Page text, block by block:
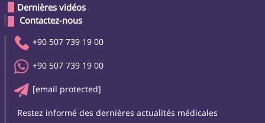
Dernières vidéos
Contactez-nous
+90 507 739 19 00
+90 507 739 19 00
[email protected]
Restez informé des dernières actualités médicales